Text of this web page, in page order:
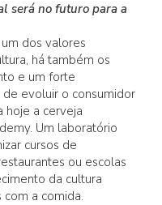
será no futuro para a
dos valores
há também os
e um forte
evoluir o consumidor
hoje a cerveja
Um laboratório
cursos de
ou escolas
da cultura
a comida.